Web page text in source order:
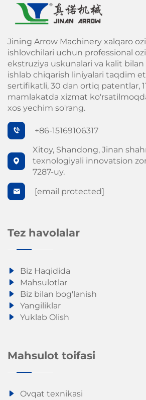
Jining Arrow Machinery xalqaro
ishlovchilari uchun professional
ekstruziya uskunalari va kalit
ishlab chiqarish liniyalari taqdim
sertifikatli, 30 dan ortiq patentlar,
mamlakatda xizmat
xos yechim so'rang.
+86-15169106317
Xitoy, Shandong, Jinan
texnologiyali innovatsion
7287-uy.
[email protected]
Tez havolalar
Biz Haqidida
Mahsulotlar
Biz bilan bog'lanish
Yangiliklar
Yuklab Olish
Mahsulot toifasi
Ovqat texnikasi